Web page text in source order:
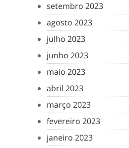
setembro 2023
agosto 2023
julho 2023
junho 2023
maio 2023
abril 2023
março 2023
fevereiro 2023
janeiro 2023